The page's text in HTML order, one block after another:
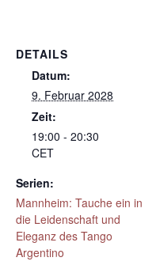
DETAILS
Datum:
9. Februar 2028
Zeit:
19:00 - 20:30
CET
Serien:
Mannheim: Tauche ein in
die Leidenschaft und
Eleganz des Tango
Argentino